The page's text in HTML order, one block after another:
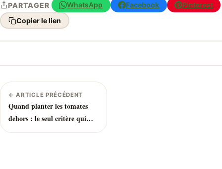
PARTAGER WhatsApp Facebook
Pinterest
Copier le lien
← ARTICLE PRÉCÉDENT
Quand planter les tomates
dehors : le seul critère qui
compte vraiment